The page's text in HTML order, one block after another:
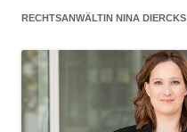
RECHTSANWÄLTIN NINA DIERCKS